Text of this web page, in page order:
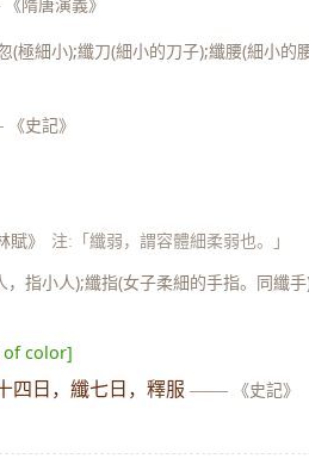
《隋唐演義》
(極細小);纖刀(細小的刀子);纖腰(細小的
《史記》
賦》 注:「纖弱，謂容體細柔弱也。」
指小人);纖指(女子柔細的手指。同纖
color]
四日，纖七日，釋服 —— 《史記》